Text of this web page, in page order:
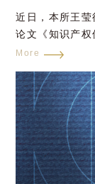
近日，本所王
论文《知识产
法律分析》（
Structure of
出版社出版的
Science and
技术前沿）收录
More